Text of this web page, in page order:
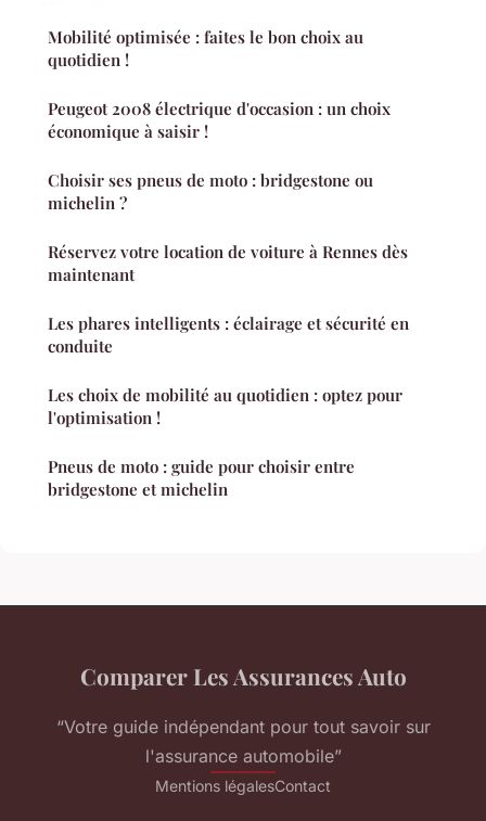
Mobilité optimisée : faites le bon choix au
quotidien !
Peugeot 2008 électrique d'occasion : un choix
économique à saisir !
Choisir ses pneus de moto : bridgestone ou
michelin ?
Réservez votre location de voiture à Rennes dès
maintenant
Les phares intelligents : éclairage et sécurité en
conduite
Les choix de mobilité au quotidien : optez pour
l'optimisation !
Pneus de moto : guide pour choisir entre
bridgestone et michelin
Comparer Les Assurances Auto
“Votre guide indépendant pour tout savoir sur
l'assurance automobile”
Mentions légalesContact